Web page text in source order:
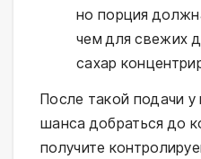
но порция
чем для свежих
сахар
После такой подачи
шанса добраться до
получите